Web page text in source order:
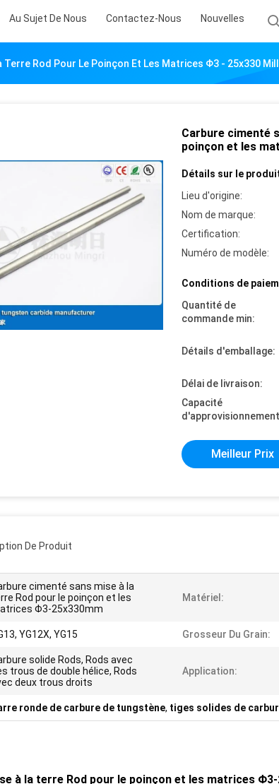
Au Sujet De Nous Contactez-Nous Nouvelles
Terre Rod Pour Le Poinçon Et Les Matrices Φ3 - 25x330
Carbure cimenté
poinçon et les
Détails sur le
Lieu d'origine:
Nom de marque:
Certification:
Numéro de modèle:
Conditions de
Quantité de
commande min:
Détails d'emballage:
Délai de livraison:
Capacité
Meilleur Prix
De Produit
cimenté sans mise à la
Rod pour le poinçon et les
Φ3-25x330mm
Matériel:
YG12X, YG15 Grosseur Du Grain:
solide Rods, Rods avec
trous de double hélice, Rods
deux trous droits
Application:
ronde de carbure de tungstène, tiges solides de
à la terre Rod pour le poinçon et les matrices Φ3-